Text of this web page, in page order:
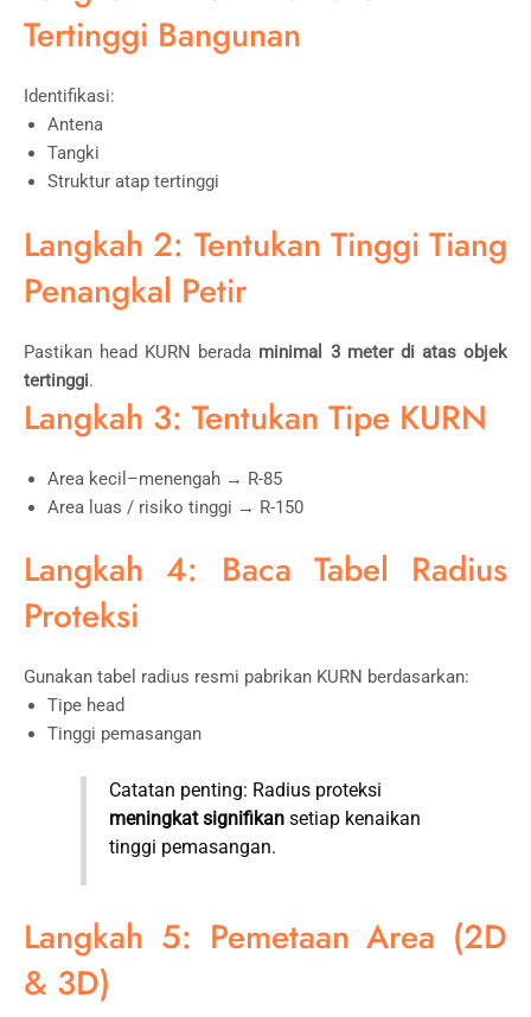
Tertinggi Bangunan
Identifikasi:
Antena
Tangki
Struktur atap tertinggi
Langkah 2: Tentukan Tinggi Tiang
Penangkal Petir
Pastikan head KURN berada minimal 3 meter di atas objek
tertinggi.
Langkah 3: Tentukan Tipe KURN
Area kecil–menengah → R-85
Area luas / risiko tinggi → R-150
Langkah 4: Baca Tabel Radius
Proteksi
Gunakan tabel radius resmi pabrikan KURN berdasarkan:
Tipe head
Tinggi pemasangan
Catatan penting: Radius proteksi
meningkat signifikan setiap kenaikan
tinggi pemasangan.
Langkah 5: Pemetaan Area (2D
& 3D)